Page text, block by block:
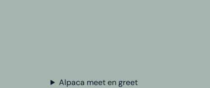
Alpaca meet en greet